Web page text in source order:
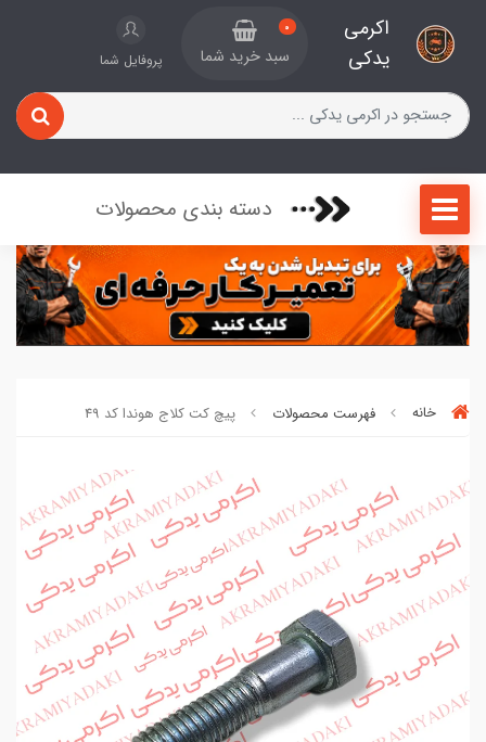
اکرمی
یدکی
0
سبد خرید شما پروفایل شما
دسته بندی محصولات
خانه فهرست محصولات پیچ کت کلاج هوندا کد 49